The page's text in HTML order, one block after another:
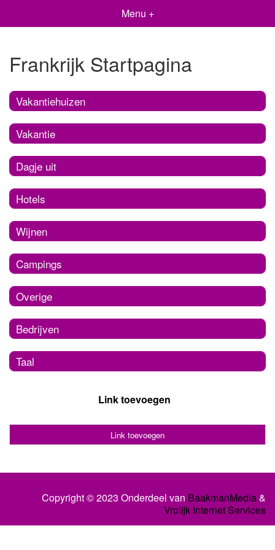
Menu +
Frankrijk Startpagina
Vakantiehuizen
Vakantie
Dagje uit
Hotels
Wijnen
Campings
Overige
Bedrijven
Taal
Link toevoegen
Link toevoegen
Copyright © 2023 Onderdeel van BaakmanMedia&
Vrolijk Internet Services